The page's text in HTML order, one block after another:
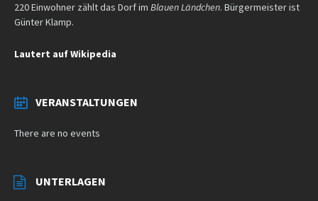
220 Einwohner zählt das Dorf im Blauen Ländchen. Bürgermeister ist
Günter Klamp.
Lautert auf Wikipedia
VERANSTALTUNGEN
There are no events
UNTERLAGEN